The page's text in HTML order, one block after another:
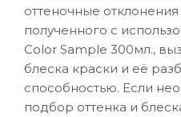
оттеночные
полученного с
Color Sample 300мл.,
блеска краски и её
способностью. Если
подбор оттенка и